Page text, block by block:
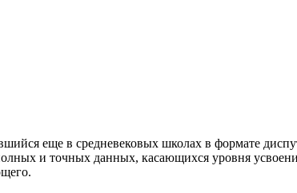
еще в средневековых школах в формате
и точных данных, касающихся уровня